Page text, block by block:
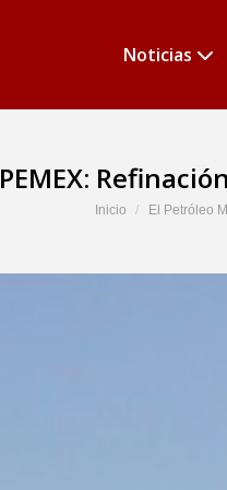
Noticias
PEMEX:
Estás aquí:
Inicio El Petróleo